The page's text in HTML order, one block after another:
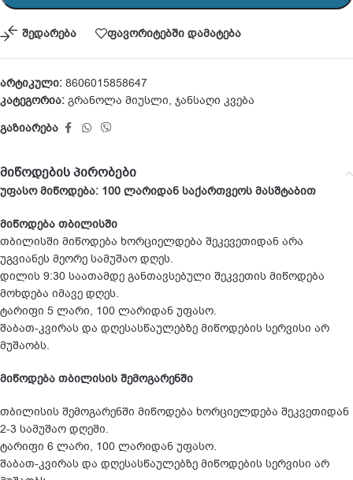
შედარება ფავორიტებში დამატება
არტიკული: 8606015858647
კატეგორია: გრანოლა მიუსლი, ჯანსაღი კვება
გაზიარება
მიწოდების პირობები
უფასო მიწოდება: 100 ლარიდან საქართვეოს მასშტაბით
მიწოდება თბილისში
თბილისში მიწოდება ხორციელდება შეკევეთიდან არა
უგვიანეს მეორე სამუშაო დღეს.
დილის 9:30 საათამდე განთავსებული შეკვეთის მიწოდება
მოხდება იმავე დღეს.
ტარიფი 5 ლარი, 100 ლარიდან უფასო.
შაბათ-კვირას და დღესასწაულებზე მიწოდების სერვისი არ
მუშაობს.
მიწოდება თბილისის შემოგარენში
თბილისის შემოგარენში მიწოდება ხორციელდება შეკვეთიდან
2-3 სამუშაო დღეში.
ტარიფი 6 ლარი, 100 ლარიდან უფასო.
შაბათ-კვირას და დღესასწაულებზე მიწოდების სერვისი არ